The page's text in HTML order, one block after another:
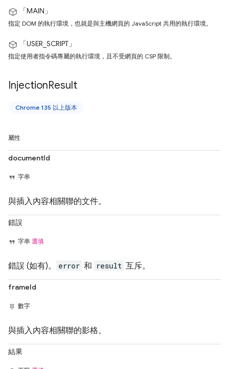
「MAIN」
指定 DOM 的執行環境，也就是與主機網頁的 JavaScript 共用的執行環境。
「USER_SCRIPT」
指定使用者指令碼專屬的執行環境，且不受網頁的 CSP 限制。
InjectionResult
Chrome 135 以上版本
屬性
documentId
字串
與插入內容相關聯的文件。
錯誤
字串 選填
錯誤 (如有)。 error 和 result 互斥。
frameId
數字
與插入內容相關聯的影格。
結果